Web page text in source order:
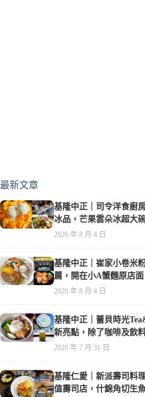
最新文章
基隆中正｜司令洋食廚
冰品，芒果雲朵冰超大
在水準之上
2026 年 8 月 4 日
基隆中正｜崔家小卷米
薦，開在小A蟹麵原店
2026 年 8 月 4 日
基隆中正｜蕾貝時光
新亮點，除了咖啡及飲
2026 年 7 月 31 日
基隆仁愛｜新派壽司料
值壽司店，什錦角切生